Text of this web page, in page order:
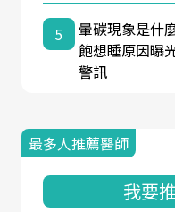
5
暈碳現象是什
飽想睡原因曝
警訊
最多人推薦醫師
我要